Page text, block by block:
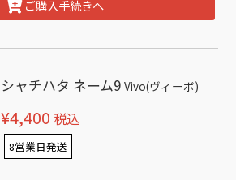
ご購入手続きへ
シャチハタ ネーム9Vivo(ヴィーボ)
¥4,400 税込
8営業日発送